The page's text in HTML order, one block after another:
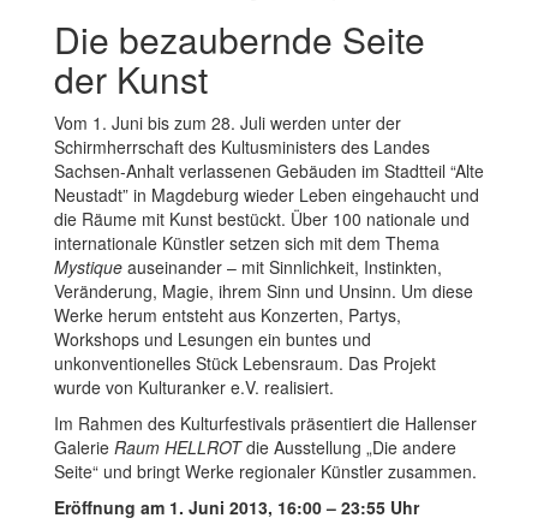
Die bezaubernde Seite
der Kunst
Vom 1. Juni bis zum 28. Juli werden unter der
Schirmherrschaft des Kultusministers des Landes
Sachsen-Anhalt verlassenen Gebäuden im Stadtteil “Alte
Neustadt” in Magdeburg wieder Leben eingehaucht und
die Räume mit Kunst bestückt. Über 100 nationale und
internationale Künstler setzen sich mit dem Thema
Mystique auseinander – mit Sinnlichkeit, Instinkten,
Veränderung, Magie, ihrem Sinn und Unsinn. Um diese
Werke herum entsteht aus Konzerten, Partys,
Workshops und Lesungen ein buntes und
unkonventionelles Stück Lebensraum. Das Projekt
wurde von Kulturanker e.V. realisiert.
Im Rahmen des Kulturfestivals präsentiert die Hallenser
Galerie Raum HELLROTdie Ausstellung „Die andere
Seite“ und bringt Werke regionaler Künstler zusammen.
Eröffnung am 1. Juni 2013, 16:00 – 23:55 Uhr